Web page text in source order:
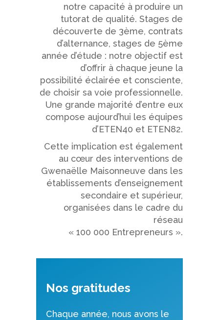
notre capacité à produire un
tutorat de qualité. Stages de
découverte de 3ème, contrats
d’alternance, stages de 5ème
année d’étude : notre objectif est
d’offrir à chaque jeune la
possibilité éclairée et consciente,
de choisir sa voie professionnelle.
Une grande majorité d’entre eux
compose aujourd’hui les équipes
d’ETEN40 et ETEN82.
Cette implication est également
au cœur des interventions de
Gwenaëlle Maisonneuve dans les
établissements d’enseignement
secondaire et supérieur,
organisées dans le cadre du
réseau
« 100 000 Entrepreneurs ».
Nos gratitudes
Chaque année, nous avons le